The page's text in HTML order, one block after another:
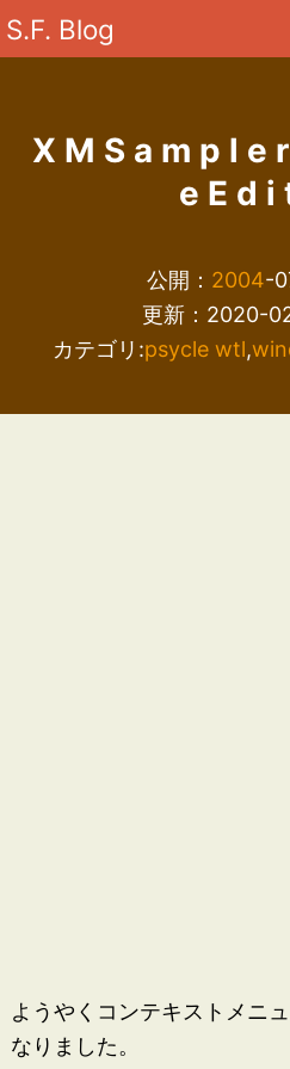
S.F. Blog
公開： 2004-
更新：2020-
カテゴリ:psycle wtl,
ようやくコンテキストメニ
なりました。